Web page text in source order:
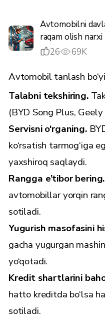
Avtomobilni
raqam olish narxi
26
69K
Avtomobil tanlash
Talabni tekshiring.
(BYD Song Plus,
Servisni o‘rganing.
ko‘rsatish tarmog‘iga
yaxshiroq saqlaydi.
Rangga e’tibor bering.
avtomobillar yorqin
sotiladi.
Yugurish masofasini
gacha yugurgan
yo‘qotadi.
Kredit shartlarini
hatto kreditda bo‘lsa
sotiladi.